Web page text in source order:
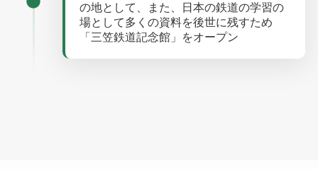
の地として、また、日本の鉄道の学習の
場として多くの資料を後世に残すため
「三笠鉄道記念館」をオープン